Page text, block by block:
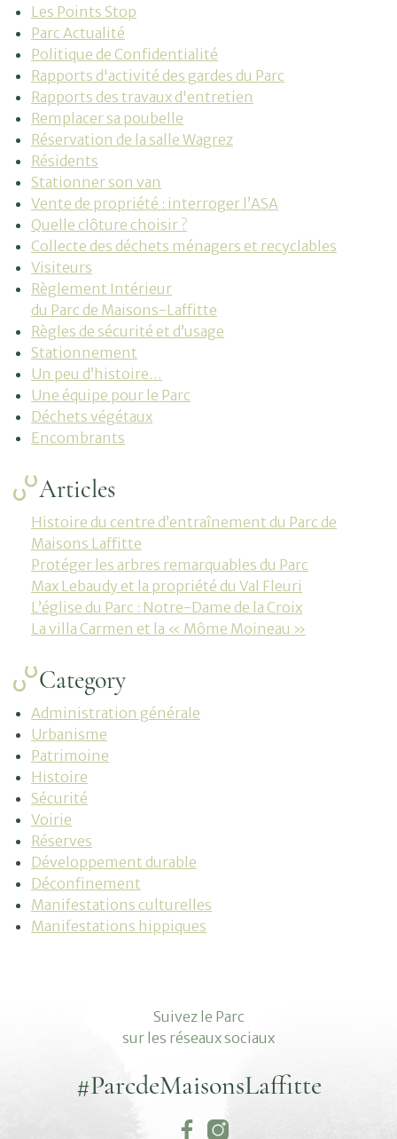
Les Points Stop
Parc Actualité
Politique de Confidentialité
Rapports d'activité des gardes du Parc
Rapports des travaux d'entretien
Remplacer sa poubelle
Réservation de la salle Wagrez
Résidents
Stationner son van
Vente de propriété : interroger l’ASA
Quelle clôture choisir ?
Collecte des déchets ménagers et recyclables
Visiteurs
Règlement Intérieur
du Parc de Maisons-Laffitte
Règles de sécurité et d’usage
Stationnement
Un peu d’histoire…
Une équipe pour le Parc
Déchets végétaux
Encombrants
Articles
Histoire du centre d’entraînement du Parc de
Maisons Laffitte
Protéger les arbres remarquables du Parc
Max Lebaudy et la propriété du Val Fleuri
L’église du Parc : Notre-Dame de la Croix
La villa Carmen et la « Môme Moineau »
Category
Administration générale
Urbanisme
Patrimoine
Histoire
Sécurité
Voirie
Réserves
Développement durable
Déconfinement
Manifestations culturelles
Manifestations hippiques
Suivez le Parc
sur les réseaux sociaux
#ParcdeMaisonsLaffitte